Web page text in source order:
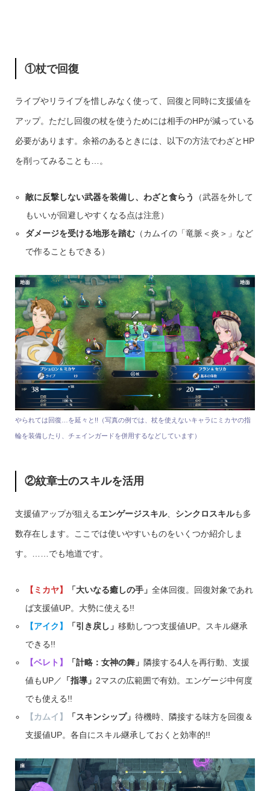
①杖で回復
ライブやリライブを惜しみなく使って、回復と同時に支援値を
アップ。ただし回復の杖を使うためには相手のHPが減っている
必要があります。余裕のあるときには、以下の方法でわざとHP
を削ってみることも…。
敵に反撃しない武器を装備し、わざと食らう
（武器を外して
もいいが回避しやすくなる点は注意）
ダメージを受ける地形を踏む （カムイの「竜脈＜炎＞」など
で作ることもできる）
やられては回復…を延々と!!（写真の例では、杖を使えないキャラにミカヤの指
輪を装備したり、チェインガードを併用するなどしています）
②紋章士のスキルを活用
支援値アップが狙えるエンゲージスキル、 シンクロスキルも多
数存在します。ここでは使いやすいものをいくつか紹介しま
す。……でも地道です。
【ミカヤ】 「大いなる癒しの手」全体回復。回復対象であれ
ば支援値UP。大勢に使える!!
【アイク】
「引き戻し」移動しつつ支援値UP。スキル継承
できる!!
【ベレト】
「計略：女神の舞」 隣接する4人を再行動、支援
値もUP／
「指導」 2マスの広範囲で有効。エンゲージ中何度
でも使える!!
【カムイ】
「スキンシップ」待機時、隣接する味方を回復＆
支援値UP。各自にスキル継承しておくと効率的!!